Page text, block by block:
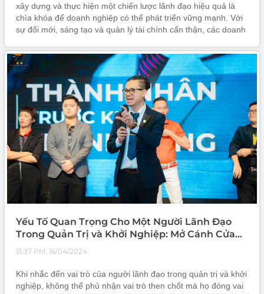
xây dựng và thực hiện một chiến lược lãnh đạo hiệu quả là
chìa khóa để doanh nghiệp có thể phát triển vững mạnh. Với
sự đổi mới, sáng tạo và quản lý tài chính cẩn thận, các doanh
của mì
Yếu Tố Quan Trọng Cho Một Người Lãnh Đạo
Trong Quản Trị và Khởi Nghiệp: Mở Cánh Cửa
Cho Sự Thành Côn
15:37 PM, 16/04/2024
Khi nhắc đến vai trò của người lãnh đạo trong quản trị và khởi
nghiệp, không thể phủ nhận vai trò then chốt mà họ đóng vai